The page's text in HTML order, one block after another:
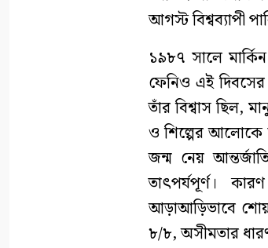
আগস্ট বিশ্বব্যাপী
১৯৮৭ সালে
ফেনিও এই দিবসের
তাঁর বিশ্বাস ছিল,
ও শিল্পের আলোকে
জন্ম নেয়
তাৎপর্যপূর্ণ।
আড়াআড়িভাবে
৮/৮, অসীমতার